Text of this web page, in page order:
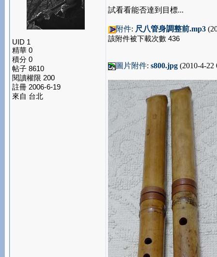
UID 1
精華 0
積分 0
帖子 8610
閱讀權限 200
註冊 2006-6-19
來自 台北
試看看能否達到目標...
附件: 尺八管身調整前.mp3
該附件被下載次數 436
圖片附件:s800.jpg (2010-4-22